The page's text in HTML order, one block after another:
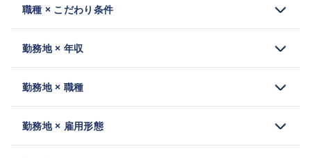
職種 × こだわり条件
勤務地 × 年収
勤務地 × 職種
勤務地 × 雇用形態